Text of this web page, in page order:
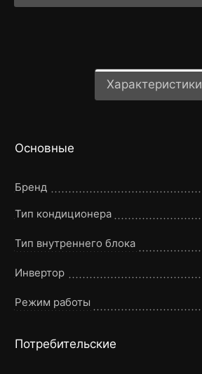
Характеристики
Основные
Бренд
Тип кондиционера
Тип внутреннего блока
Инвертор
Режим работы
Потребительские